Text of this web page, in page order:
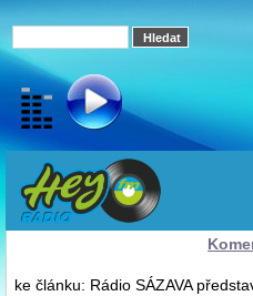
ke článku: Rádio SÁZAVA